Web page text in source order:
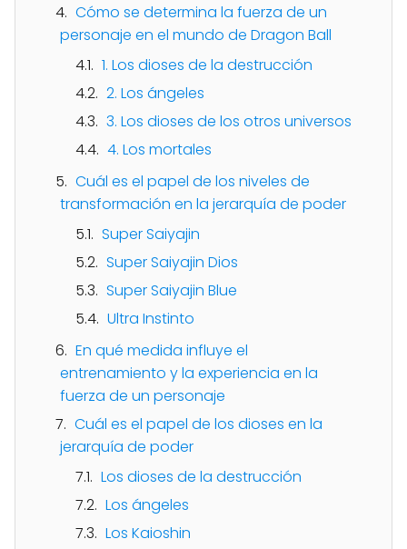
Cómo se determina la fuerza de un
personaje en el mundo de Dragon Ball
1. Los dioses de la destrucción
2. Los ángeles
3. Los dioses de los otros universos
4. Los mortales
Cuál es el papel de los niveles de
transformación en la jerarquía de poder
Super Saiyajin
Super Saiyajin Dios
Super Saiyajin Blue
Ultra Instinto
En qué medida influye el
entrenamiento y la experiencia en la
fuerza de un personaje
Cuál es el papel de los dioses en la
jerarquía de poder
Los dioses de la destrucción
Los ángeles
Los Kaioshin